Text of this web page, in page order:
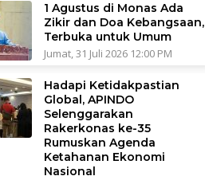
1 Agustus di Monas Ada
Zikir dan Doa Kebangsaan,
Terbuka untuk Umum
Jumat, 31 Juli 2026 12:00 PM
Hadapi Ketidakpastian
Global, APINDO
Selenggarakan
Rakerkonas ke-35
Rumuskan Agenda
Ketahanan Ekonomi
Nasional